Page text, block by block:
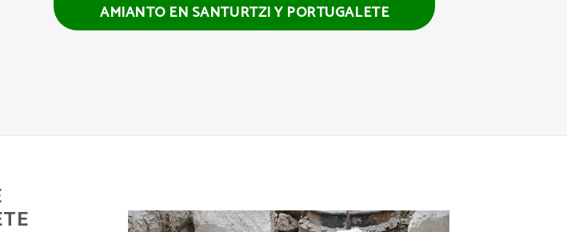
AMIANTO EN SANTURTZI Y PORTUGALETE